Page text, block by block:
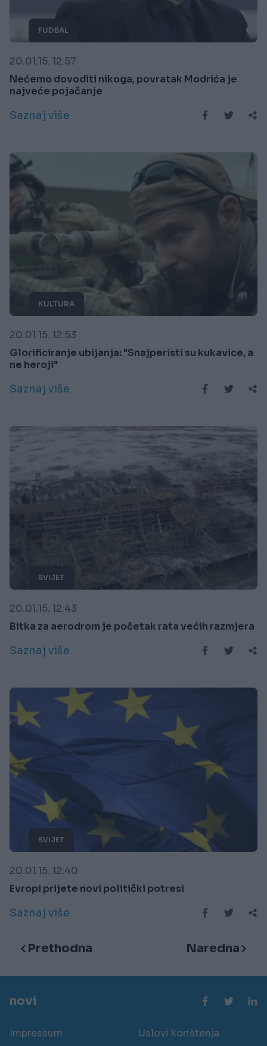
FUDBAL
20.01.15. 12:57
Nećemo dovoditi nikoga, povratak Modrića je
najveće pojačanje
Saznaj više
KULTURA
20.01.15. 12:53
Glorificiranje ubijanja: "Snajperisti su kukavice, a
ne heroji"
Saznaj više
SVIJET
20.01.15. 12:43
Bitka za aerodrom je početak rata većih razmjera
Saznaj više
SVIJET
20.01.15. 12:40
Evropi prijete novi politički potresi
Saznaj više
Prethodna Naredna
novi
Impressum Uslovi korištenja